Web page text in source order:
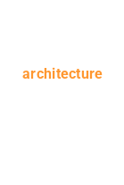
L’architecture